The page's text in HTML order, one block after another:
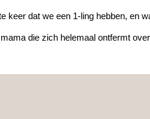
keer dat we een 1-ling hebben, en
die zich helemaal ontfermt